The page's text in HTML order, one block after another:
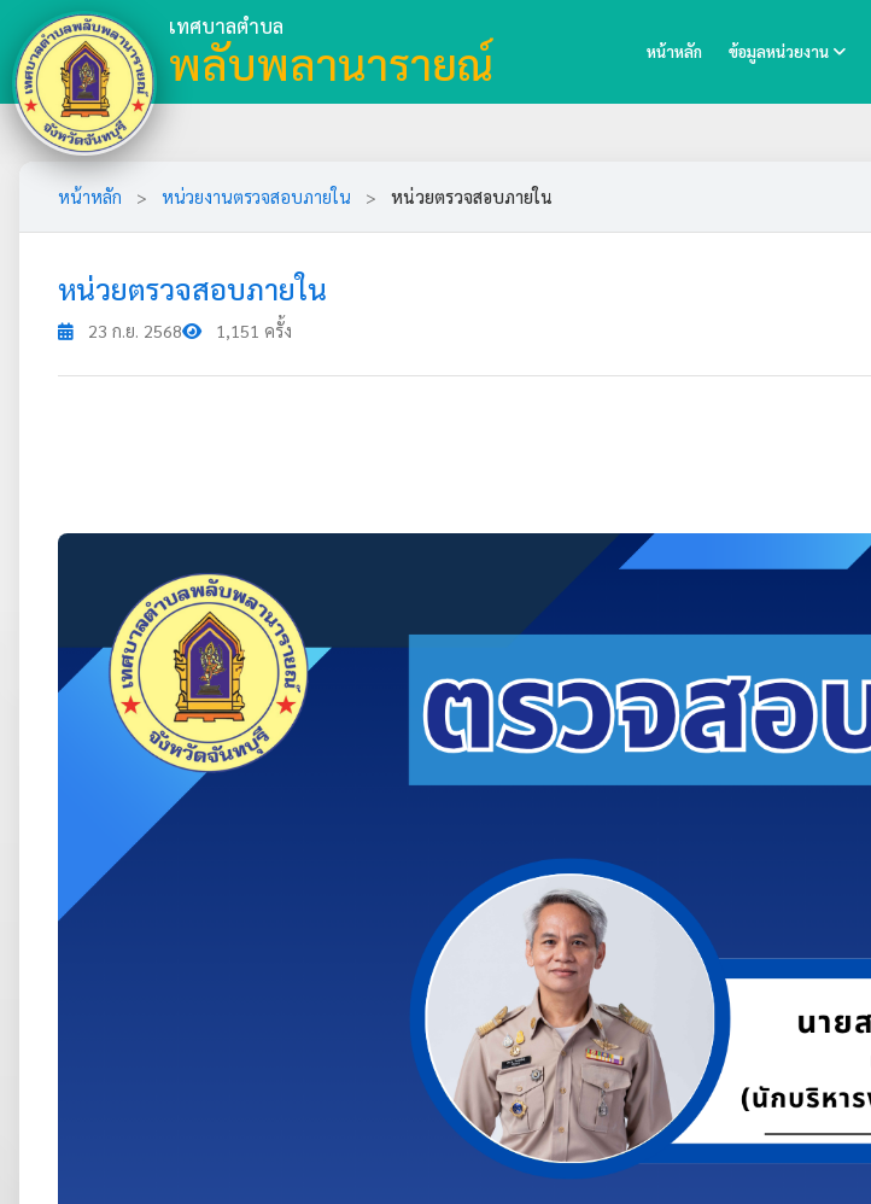
เทศบาลตำบล
พลับพลานารายณ์ หน้าหลัก ข้อมูลหน่วยงาน
หน้าหลัก > หน่วยงานตรวจสอบภายใน > หน่วยตรวจสอบภายใน
หน่วยตรวจสอบภายใน
23 ก.ย. 2568 1,151 ครั้ง